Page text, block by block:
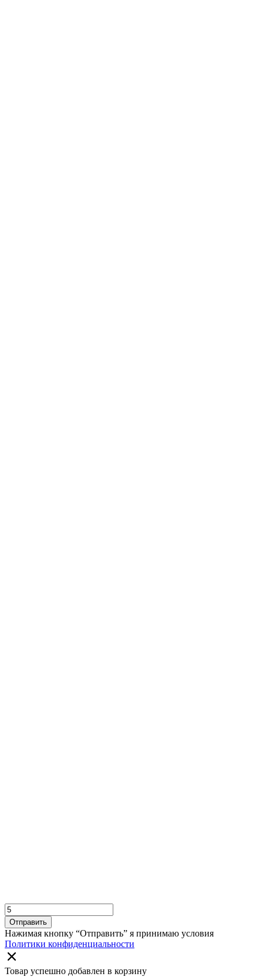
Отправить
Нажимая кнопку “Отправить” я принимаю условия
Политики конфиденциальности
Товар успешно добавлен в корзину